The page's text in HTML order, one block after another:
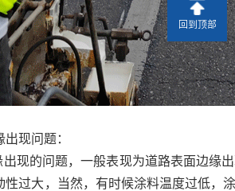
现问题：
的问题，一般表现为道路表面边缘
性过大，当然，有时候涂料温度过低，
回到顶部